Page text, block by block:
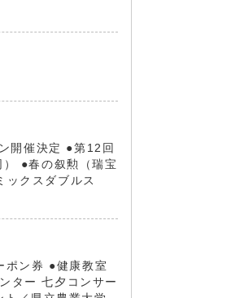
開催決定 ●第12回
●春の叙勲（瑞宝
クスダブルス
ポン券 ●健康教室
ター 七夕コンサー